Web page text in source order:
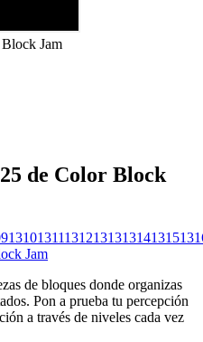
Jam
de Color Block
131013111312131313141315
Jam
de bloques donde organizas
Pon a prueba tu percepción
a través de niveles cada vez